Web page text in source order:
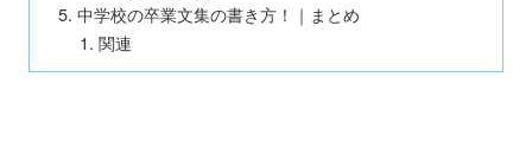
中学校の卒業文集の書き方！｜まとめ
関連